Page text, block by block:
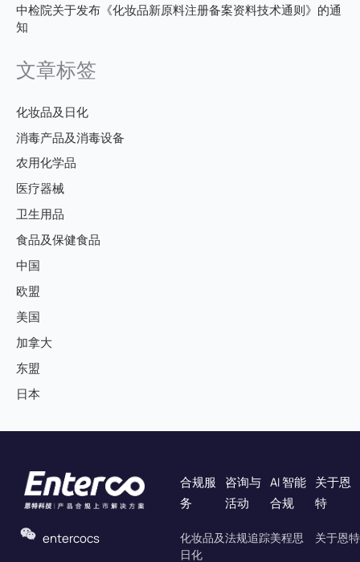
中检院关于发布《化妆品新原料注册备案资料技术通则》的通
知
文章标签
化妆品及日化
消毒产品及消毒设备
农用化学品
医疗器械
卫生用品
食品及保健食品
中国
欧盟
美国
加拿大
东盟
日本
entercocs
合规服
务
化妆品及
日化
咨询与
活动
法规追踪
AI 智能
合规
美程思
关于恩
特
关于恩特